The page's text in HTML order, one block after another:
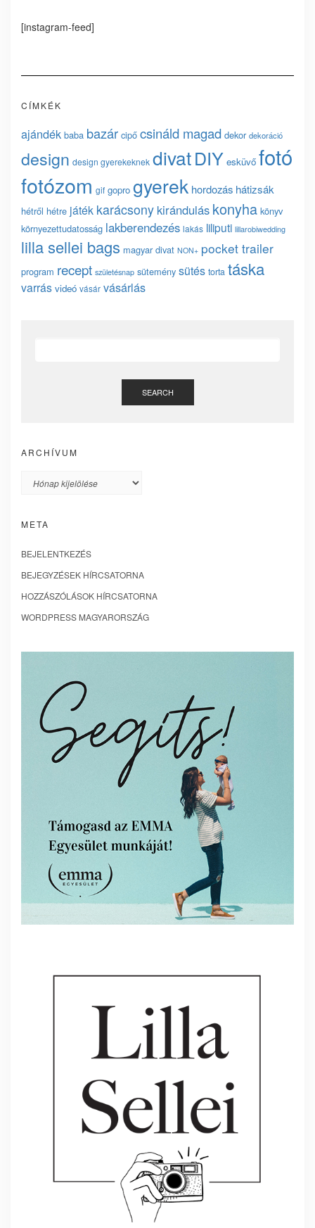
[instagram-feed]
CÍMKÉK
ajándék baba bazár cipő csináld magad dekor dekoráció
design design gyerekeknek divatDIY esküvő fotó
fotózom gif gopro gyerek hordozás hátizsák
hétről hétre játék karácsony kirándulás konyha könyv
környezettudatosság lakberendezés lakás liliputi lillarobiwedding
lilla sellei bags magyar divat NON+ pocket trailer
program recept születésnap sütemény sütés torta táska
varrás videó vásár vásárlás
SEARCH
ARCHÍVUM
Archívum
META
BEJELENTKEZÉS
BEJEGYZÉSEK HÍRCSATORNA
HOZZÁSZÓLÁSOK HÍRCSATORNA
WORDPRESS MAGYARORSZÁG